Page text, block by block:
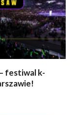
festiwal k-